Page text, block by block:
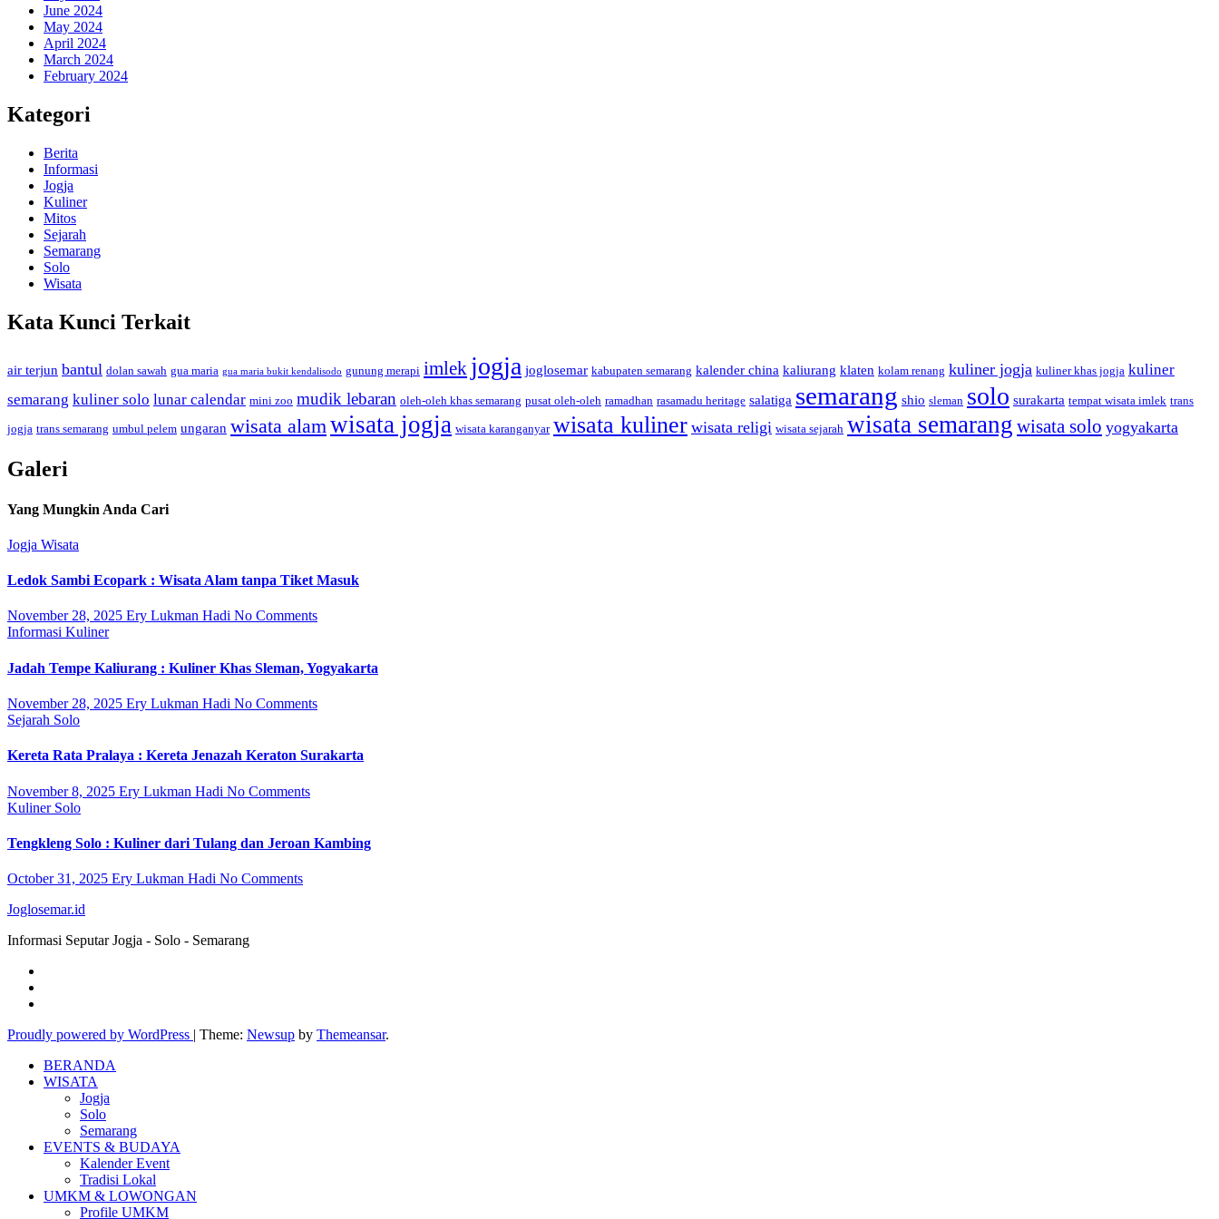
June 2024
May 2024
April 2024
March 2024
February 2024
Kategori
Berita
Informasi
Jogja
Kuliner
Mitos
Sejarah
Semarang
Solo
Wisata
Kata Kunci Terkait
air terjun bantul dolan sawah gua maria gua maria bukit kendalisodo gunung merapi imlek jogja joglosemar kabupaten semarang kalender china kaliurang klaten kolam renang kuliner jogja kuliner khas jogja kuliner
semarang kuliner solo lunar calendar mini zoo mudik lebaran oleh-oleh khas semarang pusat oleh-oleh ramadhan rasamadu heritage salatiga semarang shio sleman solo surakarta tempat wisata imlek trans
jogja trans semarang umbul pelem ungaran wisata alamwisata jogja wisata karanganyar wisata kuliner wisata religi wisata sejarah wisata semarang wisata solo yogyakarta
Galeri
Yang Mungkin Anda Cari
Jogja Wisata
Ledok Sambi Ecopark : Wisata Alam tanpa Tiket Masuk
November 28, 2025 Ery Lukman Hadi No Comments
Informasi Kuliner
Jadah Tempe Kaliurang : Kuliner Khas Sleman, Yogyakarta
November 28, 2025 Ery Lukman Hadi No Comments
Sejarah Solo
Kereta Rata Pralaya : Kereta Jenazah Keraton Surakarta
November 8, 2025 Ery Lukman Hadi No Comments
Kuliner Solo
Tengkleng Solo : Kuliner dari Tulang dan Jeroan Kambing
October 31, 2025 Ery Lukman Hadi No Comments
Joglosemar.id
Informasi Seputar Jogja - Solo - Semarang
Proudly powered by WordPress | Theme: Newsup by Themeansar.
BERANDA
WISATA
Jogja
Solo
Semarang
EVENTS & BUDAYA
Kalender Event
Tradisi Lokal
UMKM & LOWONGAN
Profile UMKM